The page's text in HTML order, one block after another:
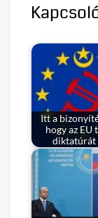
Itt a
hogy az EU
diktatúrát